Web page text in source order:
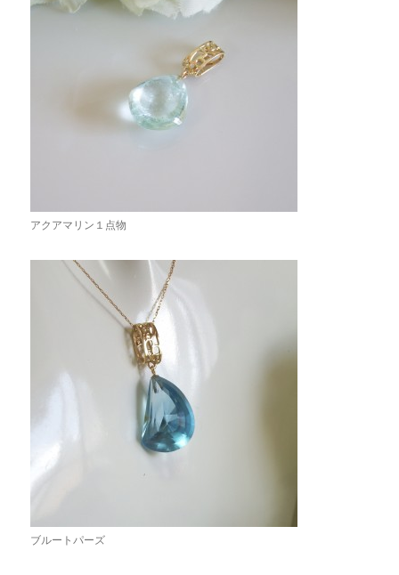
アクアマリン１点物
ブルートパーズ